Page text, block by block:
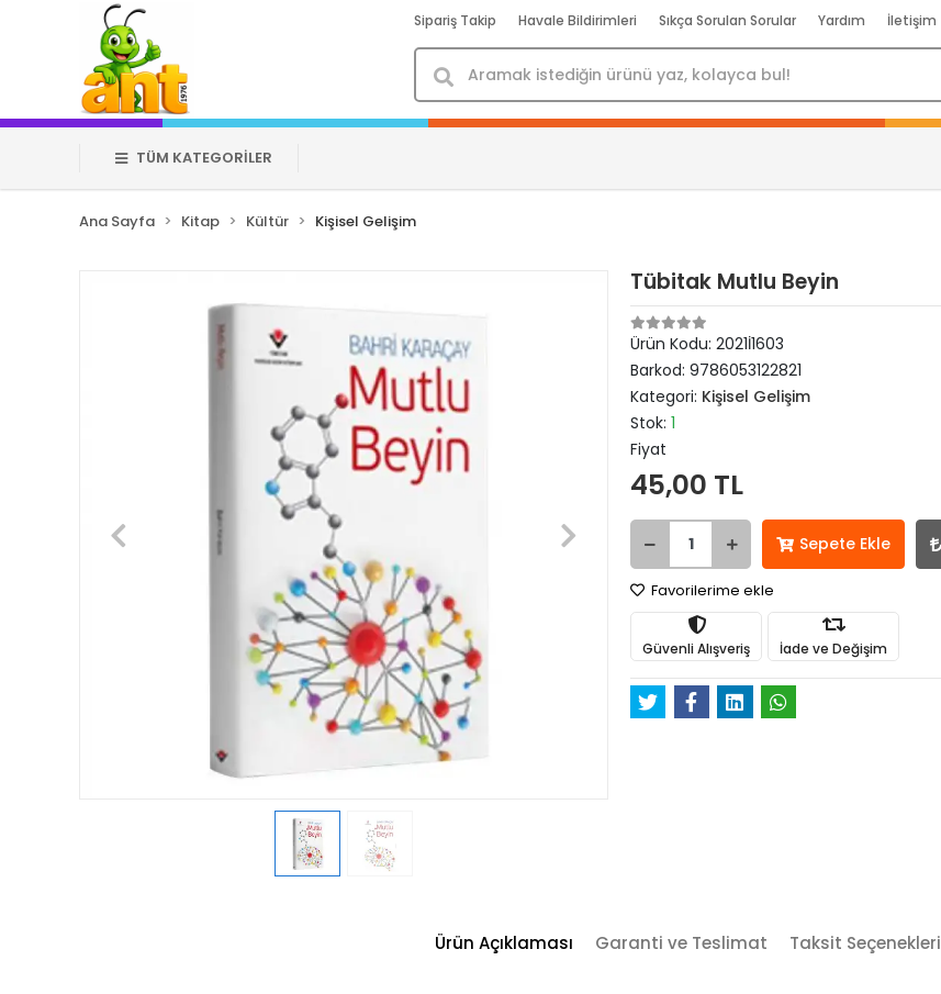
Sipariş Takip Havale Bildirimleri Sıkça Sorulan Sorular Yardım İletişim
TÜM KATEGORİLER
Ana Sayfa Kitap Kültür Kişisel Gelişim
Tübitak Mutlu Beyin
Ürün Kodu:2021İ1603
Barkod:9786053122821
Kategori: Kişisel Gelişim
Stok:1
Fiyat
45,00 TL
Sepete Ekle
Favorilerime ekle
Güvenli Alışveriş İade ve Değişim
Ürün Açıklaması Garanti ve Teslimat Taksit Seçenekleri